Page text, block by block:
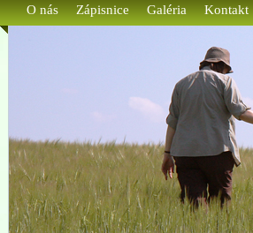
O nás Zápisnice Galéria Kontakt